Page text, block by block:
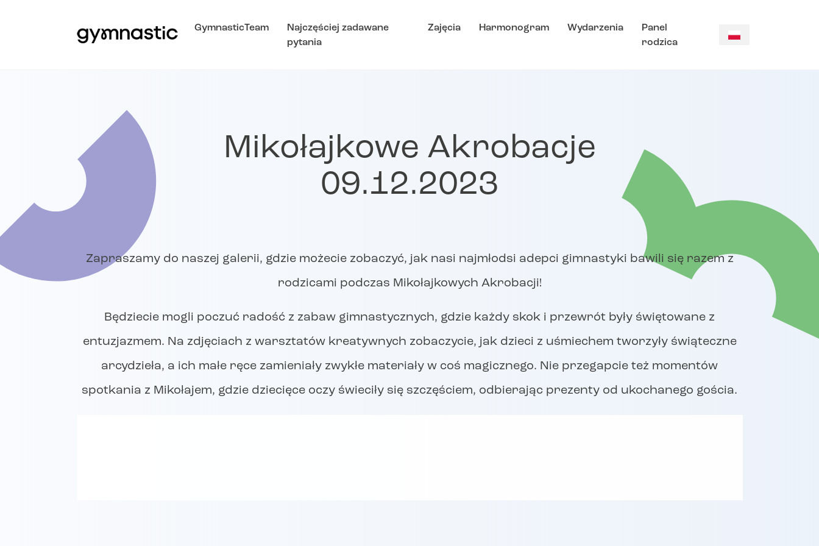
GymnasticTeam
Najczęściej zadawane
pytania
Zajęcia Harmonogram Wydarzenia
Panel
rodzica
Mikołajkowe Akrobacje
09.12.2023
Zapraszamy do naszej galerii, gdzie możecie zobaczyć, jak nasi najmłodsi adepci gimnastyki bawili się razem z
rodzicami podczas Mikołajkowych Akrobacji!
Będziecie mogli poczuć radość z zabaw gimnastycznych, gdzie każdy skok i przewrót były świętowane z
entuzjazmem. Na zdjęciach z warsztatów kreatywnych zobaczycie, jak dzieci z uśmiechem tworzyły świąteczne
arcydzieła, a ich małe ręce zamieniały zwykłe materiały w coś magicznego. Nie przegapcie też momentów
spotkania z Mikołajem, gdzie dziecięce oczy świeciły się szczęściem, odbierając prezenty od ukochanego gościa.